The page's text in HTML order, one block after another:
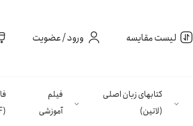
لیست مقایسه ورود / عضویت
کتابهای زبان اصلی
(لاتین)
فیلم
آموزشی
(PDF)